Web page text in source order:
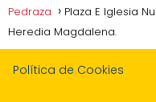
Pedraza
Plaza E Iglesia
Heredia Magdalena.
Política de Cookies